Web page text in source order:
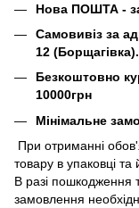
Нова ПОШТА -
Самовивіз за
12 (Борщагівка).
Безкоштовно
10000грн
Мінімальне
При отриманні
товару в упаковці та
В разі пошкодження
замовлення